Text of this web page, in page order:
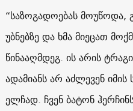
“საზოგადოებას მოუწოდა,
უბნებზე და ხმა მიეცათ
წინააღმდეგ. ის არის
ადამიანს არ აძლევენ
ელჩად. ჩვენ ბატონ